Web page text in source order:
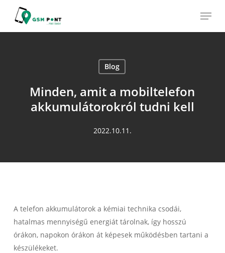
main
Menu
Blog
Minden, amit a mobiltelefon
akkumulátorokról tudni kell
2022.10.11.
A telefon akkumulátorok a kémiai technika csodái,
hatalmas mennyiségű energiát tárolnak, így hosszú
órákon, napokon órákon át képesek működésben tartani a
készülékeket.